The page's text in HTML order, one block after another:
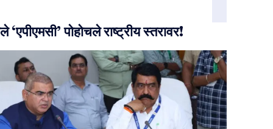
‘एपीएमसी’ पोहोचले राष्ट्रीय स्तरावर!